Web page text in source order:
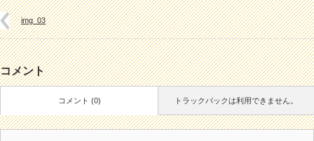
img_03
コメント
トラックバックは利用できません。
コメント (0)